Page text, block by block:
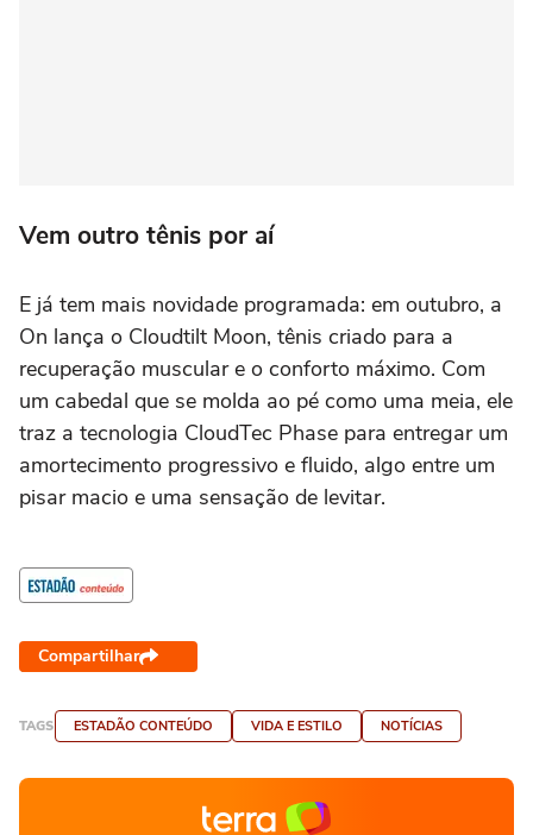
Vem outro tênis por aí
E já tem mais novidade programada: em outubro, a
On lança o Cloudtilt Moon, tênis criado para a
recuperação muscular e o conforto máximo. Com
um cabedal que se molda ao pé como uma meia, ele
traz a tecnologia CloudTec Phase para entregar um
amortecimento progressivo e fluido, algo entre um
pisar macio e uma sensação de levitar.
Compartilhar
TAGS ESTADÃO CONTEÚDO VIDA E ESTILO NOTÍCIAS